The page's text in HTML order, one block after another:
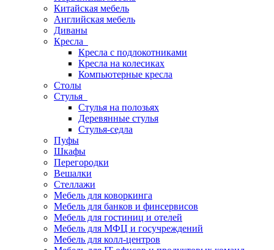
Китайская мебель
Английская мебель
Диваны
Кресла
Кресла с подлокотниками
Кресла на колесиках
Компьютерные кресла
Столы
Стулья
Стулья на полозьях
Деревянные стулья
Стулья-седла
Пуфы
Шкафы
Перегородки
Вешалки
Стеллажи
Мебель для коворкинга
Мебель для банков и финсервисов
Мебель для гостиниц и отелей
Мебель для МФЦ и госучреждений
Мебель для колл-центров